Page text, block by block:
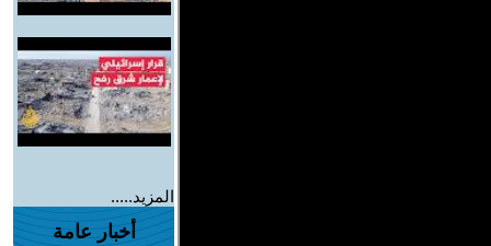
المزيد.....
أخبار عامة